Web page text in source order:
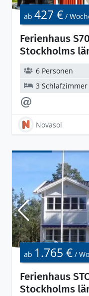
Ferienhaus
Stockholms
ab 427 € /
6 Personen
3 Schlafzimmer
Novasol
Ferienhaus
Stockholms
ab 1.765 € /